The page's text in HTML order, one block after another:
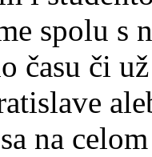
spolu s
času či
na